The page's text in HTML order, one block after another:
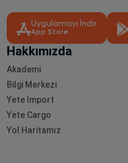
Uygulamayı İndir
App Store
Hakkımızda
Akademi
Bilgi Merkezi
Yete Import
Yete Cargo
Yol Haritamız